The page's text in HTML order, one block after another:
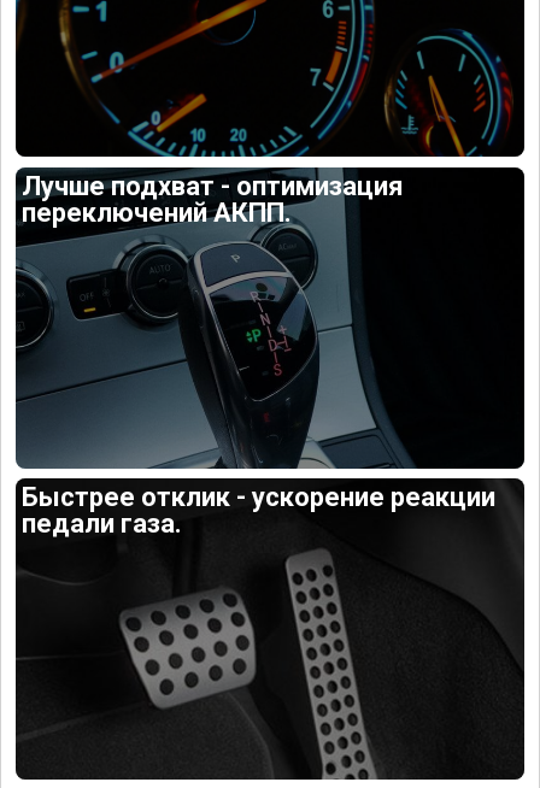
Лучше подхват - оптимизация
переключений АКПП.
Быстрее отклик - ускорение реакции
педали газа.